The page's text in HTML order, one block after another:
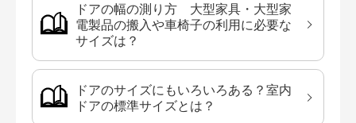
ドアの幅の測り方 大型家具・大型家
電製品の搬入や車椅子の利用に必要な
サイズは？
ドアのサイズにもいろいろある？室内
ドアの標準サイズとは？